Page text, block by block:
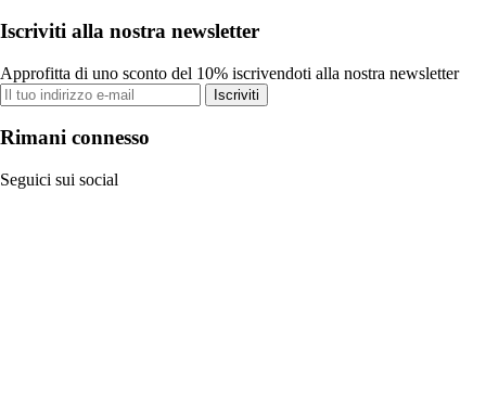
Iscriviti alla nostra newsletter
Approfitta di uno sconto del 10% iscrivendoti alla nostra newsletter
Iscriviti
Rimani connesso
Seguici sui social